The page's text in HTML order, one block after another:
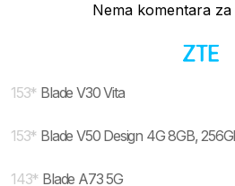
Nema komentara
153* Blade V30 Vita
153* Blade V50 Design 4G 8GB,
143* Blade A73 5G